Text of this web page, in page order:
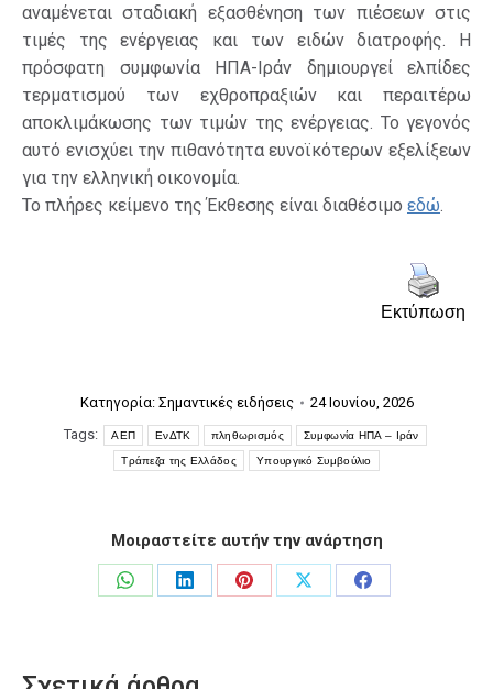
αναμένεται σταδιακή εξασθένηση των πιέσεων στις
τιμές της ενέργειας και των ειδών διατροφής. Η
πρόσφατη συμφωνία ΗΠΑ-Ιράν δημιουργεί ελπίδες
τερματισμού των εχθροπραξιών και περαιτέρω
αποκλιμάκωσης των τιμών της ενέργειας. Το γεγονός
αυτό ενισχύει την πιθανότητα ευνοϊκότερων εξελίξεων
για την ελληνική οικονομία.
Το πλήρες κείμενο της Έκθεσης είναι διαθέσιμο εδώ.
Εκτύπωση
Κατηγορία: Σημαντικές ειδήσεις
24 Ιουνίου, 2026
Tags:
ΑΕΠ ΕνΔΤΚ πληθωρισμός Συμφωνία ΗΠΑ – Ιράν
Τράπεζα της Ελλάδος Υπουργικό Συμβούλιο
Μοιραστείτε αυτήν την ανάρτηση
Share
Share
Share
Share
Share